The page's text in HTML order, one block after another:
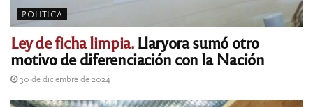
POLÍTICA
Ley de ficha limpia.Llaryora sumó otro
motivo de diferenciación con la Nación
30 de diciembre de 2024